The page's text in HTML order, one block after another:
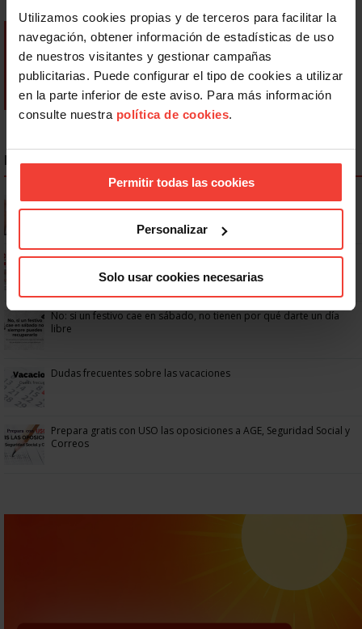
Utilizamos cookies propias y de terceros para facilitar la
navegación, obtener información de estadísticas de uso
de nuestros visitantes y gestionar campañas
publicitarias. Puede configurar el tipo de cookies a utilizar
en la parte inferior de este aviso. Para más información
consulte nuestra política de cookies.
Permitir todas las cookies
Personalizar
Solo usar cookies necesarias
NOTICIAS MÁS LEÍDAS
Se actualizan las patologías para acceder a la jubilación
anticipada por discapacidad
Ya os podéis descargar la app de USO
No: si un festivo cae en sábado, no tienen por qué darte un día
libre
Dudas frecuentes sobre las vacaciones
Prepara gratis con USO las oposiciones a AGE, Seguridad Social y
Correos